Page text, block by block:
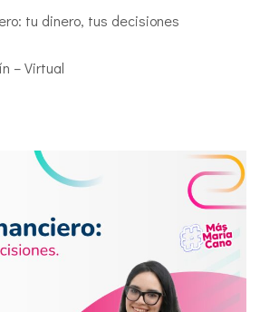
tu dinero, tus decisiones
– Virtual